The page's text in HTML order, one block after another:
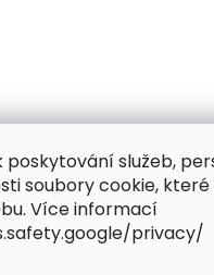
poskytování služeb,
soubory cookie,
Více informací
privacy/